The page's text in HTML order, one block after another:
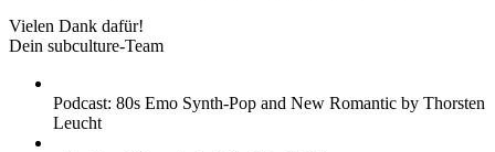
Vielen Dank dafür!
Dein subculture-Team
Podcast: 80s Emo Synth-Pop and New Romantic by Thorsten
Leucht